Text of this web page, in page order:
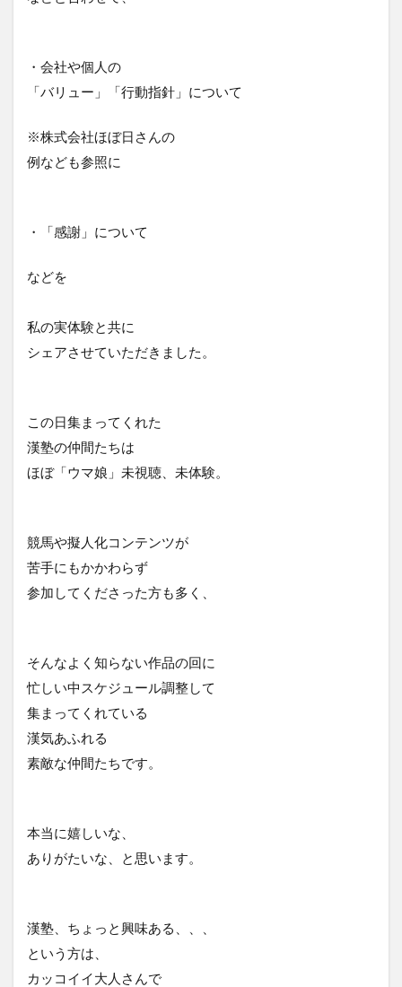
・会社や個人の
「バリュー」「行動指針」について
※株式会社ほぼ日さんの
例なども参照に
・「感謝」について
などを
私の実体験と共に
シェアさせていただきました。
この日集まってくれた
漢塾の仲間たちは
ほぼ「ウマ娘」未視聴、未体験。
競馬や擬人化コンテンツが
苦手にもかかわらず
参加してくださった方も多く、
そんなよく知らない作品の回に
忙しい中スケジュール調整して
集まってくれている
漢気あふれる
素敵な仲間たちです。
本当に嬉しいな、
ありがたいな、と思います。
漢塾、ちょっと興味ある、、、
という方は、
カッコイイ大人さんで